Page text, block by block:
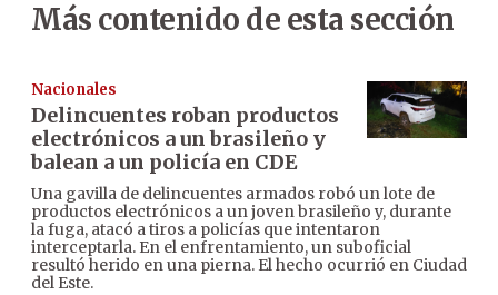
Más contenido de esta sección
Nacionales
Delincuentes roban productos
electrónicos a un brasileño y
balean a un policía en CDE
Una gavilla de delincuentes armados robó un lote de
productos electrónicos a un joven brasileño y, durante
la fuga, atacó a tiros a policías que intentaron
interceptarla. En el enfrentamiento, un suboficial
resultó herido en una pierna. El hecho ocurrió en Ciudad
del Este.